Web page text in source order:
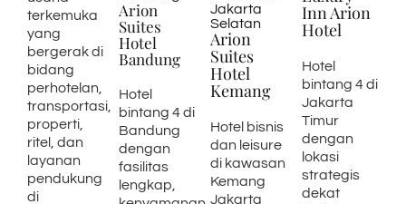
terkemuka
yang
bergerak di
bidang
perhotelan,
transportasi,
properti,
ritel, dan
layanan
pendukung
di
Arion
Suites
Hotel
Bandung
Hotel
bintang 4 di
Bandung
dengan
fasilitas
lengkap,
Arion
Suites
Hotel
Kemang
Hotel bisnis
dan leisure
di kawasan
Kemang
Jakarta
Inn Arion
Hotel
Hotel
bintang 4 di
Jakarta
Timur
dengan
lokasi
strategis
dekat